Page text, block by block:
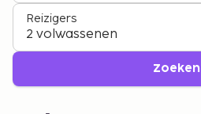
Reizigers
2 volwassenen
Zoeken